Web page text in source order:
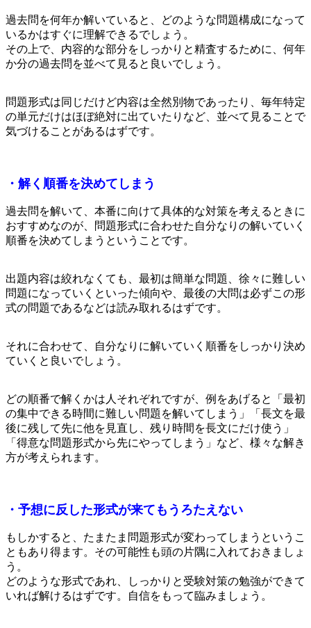
過去問を何年か解いていると、どのような問題構成になって
いるかはすぐに理解できるでしょう。
その上で、内容的な部分をしっかりと精査するために、何年
か分の過去問を並べて見ると良いでしょう。
問題形式は同じだけど内容は全然別物であったり、毎年特定
の単元だけはほぼ絶対に出ていたりなど、並べて見ることで
気づけることがあるはずです。
・解く順番を決めてしまう
過去問を解いて、本番に向けて具体的な対策を考えるときに
おすすめなのが、問題形式に合わせた自分なりの解いていく
順番を決めてしまうということです。
出題内容は絞れなくても、最初は簡単な問題、徐々に難しい
問題になっていくといった傾向や、最後の大問は必ずこの形
式の問題であるなどは読み取れるはずです。
それに合わせて、自分なりに解いていく順番をしっかり決め
ていくと良いでしょう。
どの順番で解くかは人それぞれですが、例をあげると「最初
の集中できる時間に難しい問題を解いてしまう」「長文を最
後に残して先に他を見直し、残り時間を長文にだけ使う」
「得意な問題形式から先にやってしまう」など、様々な解き
方が考えられます。
・予想に反した形式が来てもうろたえない
もしかすると、たまたま問題形式が変わってしまうというこ
ともあり得ます。その可能性も頭の片隅に入れておきましょ
う。
どのような形式であれ、しっかりと受験対策の勉強ができて
いれば解けるはずです。自信をもって臨みましょう。